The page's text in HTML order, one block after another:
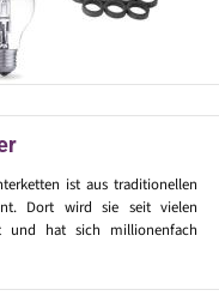
ist aus traditionellen
Dort wird sie seit vielen
und hat sich millionenfach